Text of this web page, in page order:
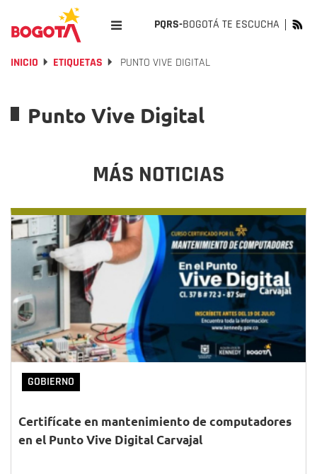
PQRS-BOGOTÁ TE ESCUCHA
INICIO ETIQUETAS PUNTO VIVE DIGITAL
Punto Vive Digital
MÁS NOTICIAS
GOBIERNO
Certifícate en mantenimiento de computadores
en el Punto Vive Digital Carvajal